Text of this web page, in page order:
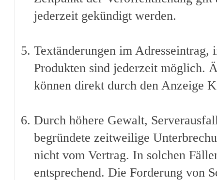
jederzeit gekündigt werden.
Textänderungen im Adresseintrag,
Produkten sind jederzeit möglich.
können direkt durch den Anzeige
Durch höhere Gewalt,
begründete zeitweilige
nicht vom Vertrag. In solchen
entsprechend. Die Forderung von